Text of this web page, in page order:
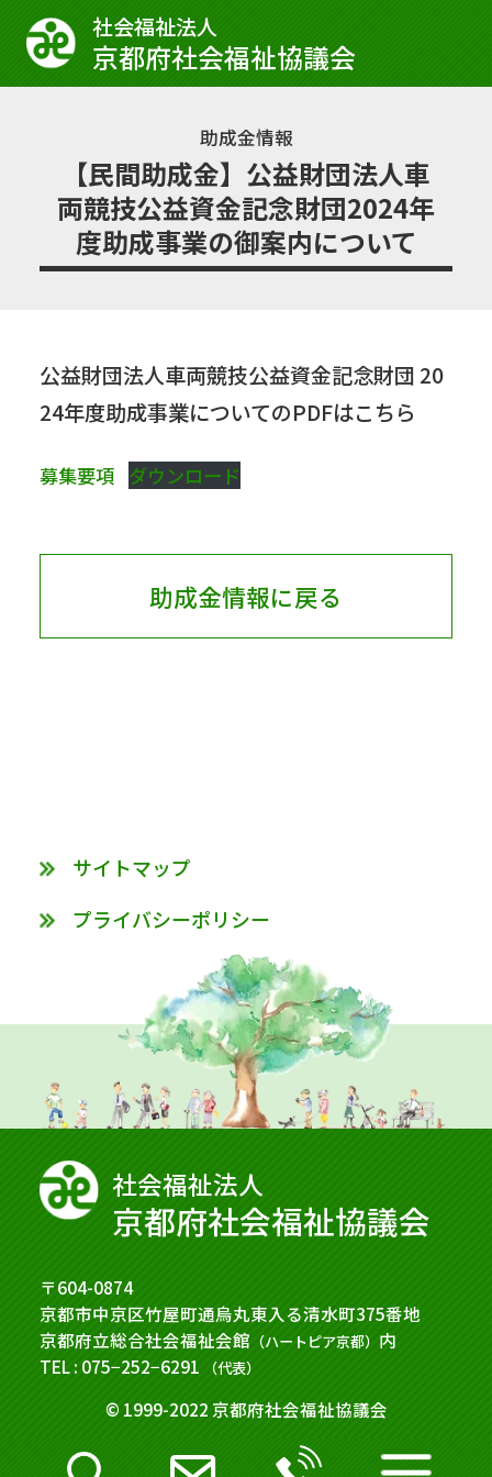
社会福祉法⼈
京都府社会福祉協議会
助成金情報
【民間助成金】公益財団法人車
両競技公益資金記念財団2024年
度助成事業の御案内について
公益財団法人車両競技公益資金記念財団 20
24年度助成事業についてのPDFはこちら
募集要項 ダウンロード
助成金情報に戻る
サイトマップ
プライバシーポリシー
社会福祉法⼈
京都府社会福祉協議会
〒604-0874
京都市中京区竹屋町通烏丸東入る清水町375番地
京都府立総合社会福祉会館 （ハートピア京都） 内
TEL : 075−252−6291
（代表）
© 1999-2022 京都府社会福祉協議会